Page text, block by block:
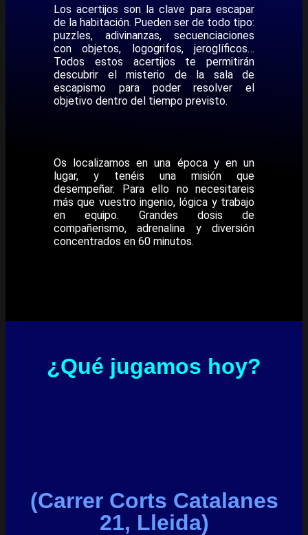
Los acertijos son la clave para escapar
de la habitación. Pueden ser de todo tipo:
puzzles, adivinanzas, secuenciaciones
con objetos, logogrifos, jeroglíficos…
Todos estos acertijos te permitirán
descubrir el misterio de la sala de
escapismo para poder resolver el
objetivo dentro del tiempo previsto.
Os localizamos en una época y en un
lugar, y tenéis una misión que
desempeñar. Para ello no necesitareis
más que vuestro ingenio, lógica y trabajo
en equipo. Grandes dosis de
compañerismo, adrenalina y diversión
concentrados en 60 minutos.
¿Qué jugamos hoy?
(Carrer Corts Catalanes
21, Lleida)